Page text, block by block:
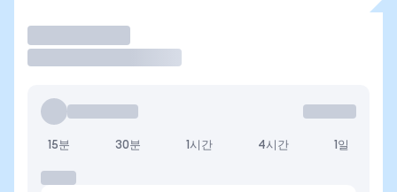
15분 30분 1시간 4시간 1일